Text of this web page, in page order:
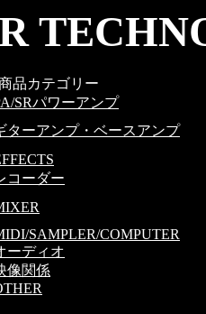
品カテゴリー
SRパワーアンプ
ターアンプ・ベースアンプ
コーダー
SAMPLER/COMPUTER
ーディオ
像関係